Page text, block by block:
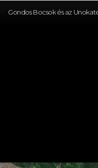
Gondos Bocsok és az